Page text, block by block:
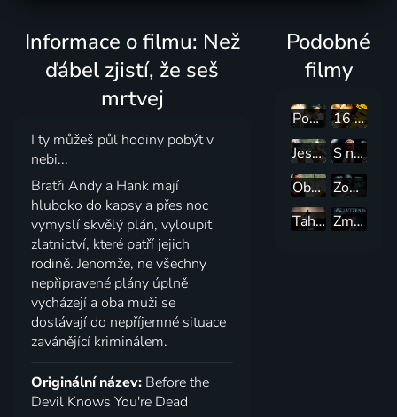
Informace o filmu: Než
ďábel zjistí, že seš
mrtvej
I ty můžeš půl hodiny pobýt v
nebi...
Bratři Andy a Hank mají
hluboko do kapsy a přes noc
vymyslí skvělý plán, vyloupit
zlatnictví, které patří jejich
rodině. Jenomže, ne všechny
nepřipravené plány úplně
vycházejí a oba muži se
dostávají do nepříjemné situace
zavánějící kriminálem.
Originální název: Before the
Devil Knows You're Dead
Podobné
filmy
Poslední zůstává
16 bloků
Jesse Stone: Chladnokrevný detektiv
S nasazením života
Obhájce
Zodiac
Tahle země není pro starý
Zmizení